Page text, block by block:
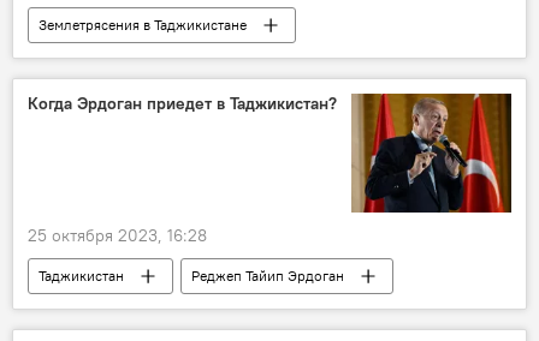
Землетрясения в Таджикистане
землетрясение
Происшествия, ЧП, криминал
Таджикистан
Когда Эрдоган приедет в Таджикистан?
25 октября 2023, 16:28
Таджикистан
Реджеп Тайип Эрдоган
Турция
визит